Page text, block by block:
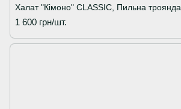
Халат "Кімоно" CLASSIC, Пильна троянда
1 600 грн/шт.